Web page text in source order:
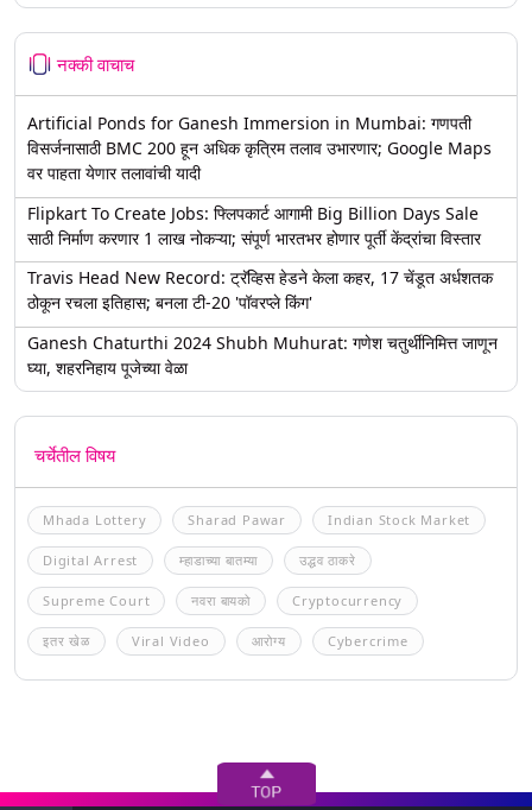
नक्की वाचाच
Artificial Ponds for Ganesh Immersion in Mumbai: गणपती
विसर्जनासाठी BMC 200 हून अधिक कृत्रिम तलाव उभारणार; Google Maps
वर पाहता येणार तलावांची यादी
Flipkart To Create Jobs: फ्लिपकार्ट आगामी Big Billion Days Sale
साठी निर्माण करणार 1 लाख नोकऱ्या; संपूर्ण भारतभर होणार पूर्ती केंद्रांचा विस्तार
Travis Head New Record: ट्रॅव्हिस हेडने केला कहर, 17 चेंडूत अर्धशतक
ठोकून रचला इतिहास; बनला टी-20 'पॉवरप्ले किंग'
Ganesh Chaturthi 2024 Shubh Muhurat: गणेश चतुर्थीनिमित्त जाणून
घ्या, शहरनिहाय पूजेच्या वेळा
चर्चेतील विषय
Mhada Lottery Sharad Pawar Indian Stock Market
Digital Arrest म्हाडाच्या बातम्या उद्धव ठाकरे
Supreme Court नवरा बायको Cryptocurrency
इतर खेळ Viral Video आरोग्य Cybercrime